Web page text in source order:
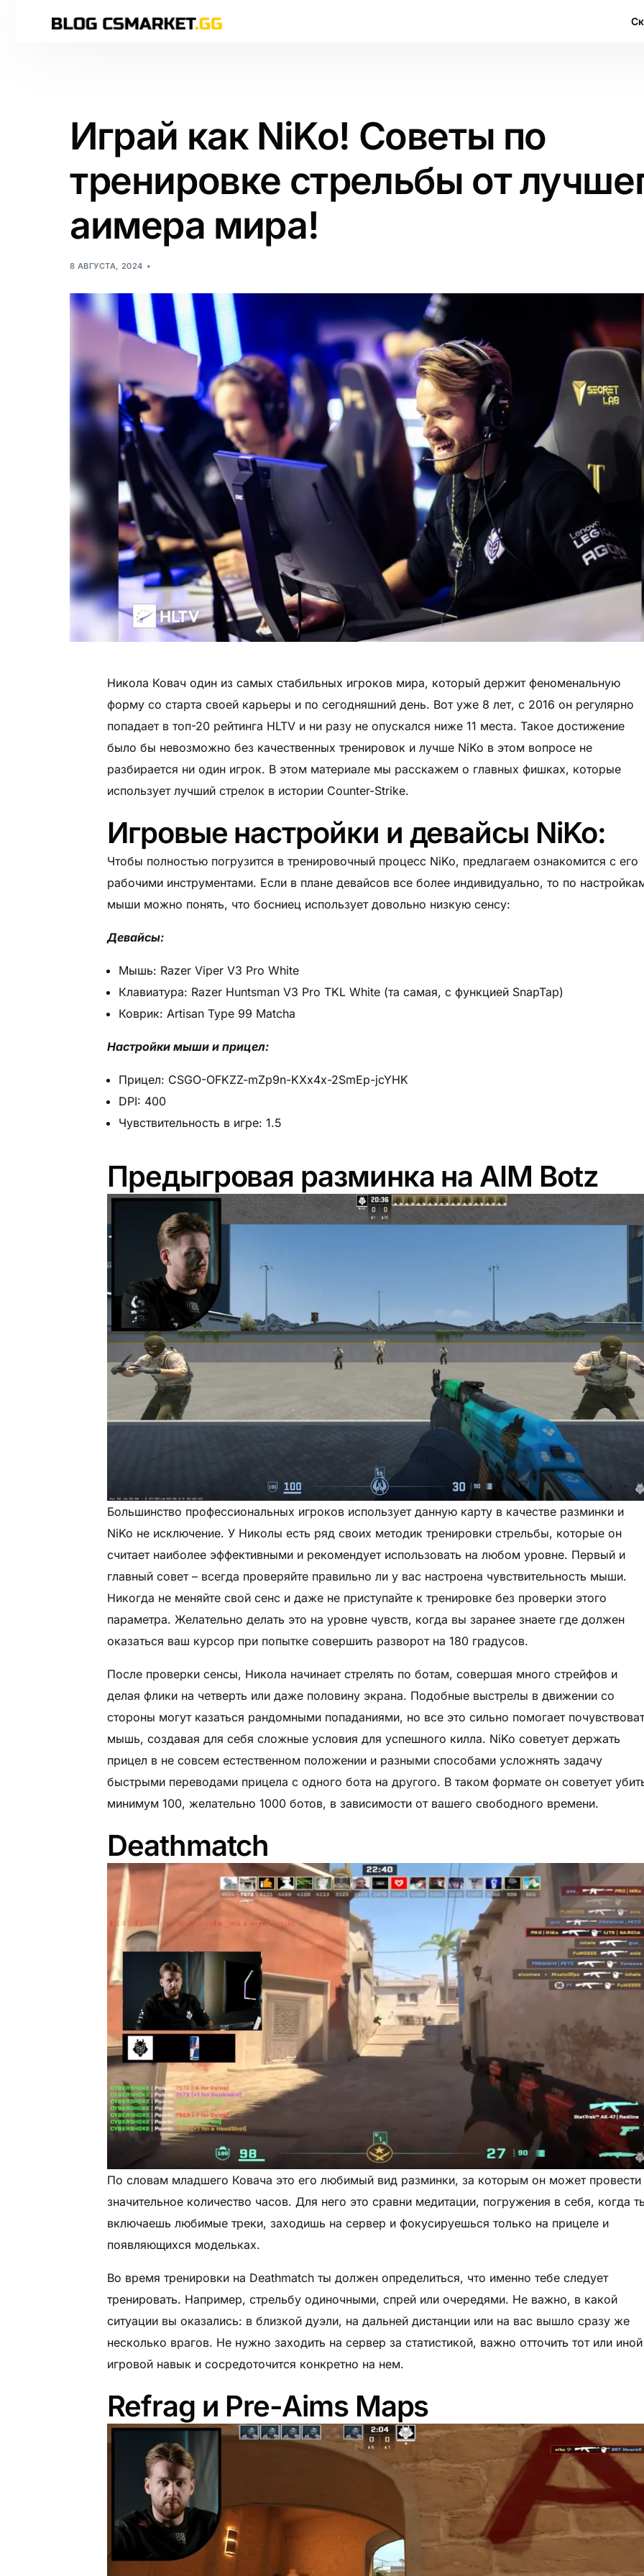
Играй как NiKo! Советы по
тренировке стрельбы от
аимера мира!
8 АВГУСТА, 2024
Никола Ковач один из самых стабильных игроков мира, который держит феноменальную
форму со старта своей карьеры и по сегодняшний день. Вот уже 8 лет, с 2016 он регулярно
попадает в топ-20 рейтинга HLTV и ни разу не опускался ниже 11 места. Такое достижение
было бы невозможно без качественных тренировок и лучше NiKo в этом вопросе не
разбирается ни один игрок. В этом материале мы расскажем о главных фишках, которые
использует лучший стрелок в истории Counter-Strike.
Игровые настройки и девайсы NiKo:
Чтобы полностью погрузится в тренировочный процесс NiKo, предлагаем ознакомится с его
рабочими инструментами. Если в плане девайсов все более индивидуально, то по
мыши можно понять, что босниец использует довольно низкую сенсу:
Девайсы:
Мышь: Razer Viper V3 Pro White
Клавиатура: Razer Huntsman V3 Pro TKL White (та самая, с функцией SnapTap)
Коврик: Artisan Type 99 Matcha
Настройки мыши и прицел:
Прицел: CSGO-OFKZZ-mZp9n-KXx4x-2SmEp-jcYHK
DPI: 400
Чувствительность в игре: 1.5
Предыгровая разминка на AIM Botz
Большинство профессиональных игроков использует данную карту в качестве разминки и
NiKo не исключение. У Николы есть ряд своих методик тренировки стрельбы, которые он
считает наиболее эффективными и рекомендует использовать на любом уровне. Первый и
главный совет – всегда проверяйте правильно ли у вас настроена чувствительность мыши.
Никогда не меняйте свой сенс и даже не приступайте к тренировке без проверки этого
параметра. Желательно делать это на уровне чувств, когда вы заранее знаете где должен
оказаться ваш курсор при попытке совершить разворот на 180 градусов.
После проверки сенсы, Никола начинает стрелять по ботам, совершая много стрейфов и
делая флики на четверть или даже половину экрана. Подобные выстрелы в движении со
стороны могут казаться рандомными попаданиями, но все это сильно помогает
мышь, создавая для себя сложные условия для успешного килла. NiKo советует держать
прицел в не совсем естественном положении и разными способами усложнять задачу
быстрыми переводами прицела с одного бота на другого. В таком формате он советует
минимум 100, желательно 1000 ботов, в зависимости от вашего свободного времени.
Deathmatch
По словам младшего Ковача это его любимый вид разминки, за которым он может провести
значительное количество часов. Для него это сравни медитации, погружения в себя, когда
включаешь любимые треки, заходишь на сервер и фокусируешься только на прицеле и
появляющихся модельках.
Во время тренировки на Deathmatch ты должен определиться, что именно тебе следует
тренировать. Например, стрельбу одиночными, спрей или очередями. Не важно, в какой
ситуации вы оказались: в близкой дуэли, на дальней дистанции или на вас вышло сразу же
несколько врагов. Не нужно заходить на сервер за статистикой, важно отточить тот или иной
игровой навык и сосредоточится конкретно на нем.
Refrag и Pre-Aims Maps